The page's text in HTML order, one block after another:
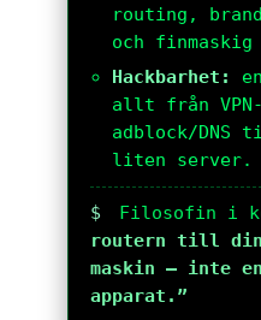
routing,
och
Hackbarhet:
allt från VPN-
adblock/
liten server.
$ Filosofin i
routern till din
maskin – inte
apparat.”